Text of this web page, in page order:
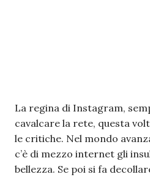
La regina di Instagram,
cavalcare la rete, questa
le critiche. Nel mondo
c’è di mezzo internet gli
bellezza. Se poi si fa